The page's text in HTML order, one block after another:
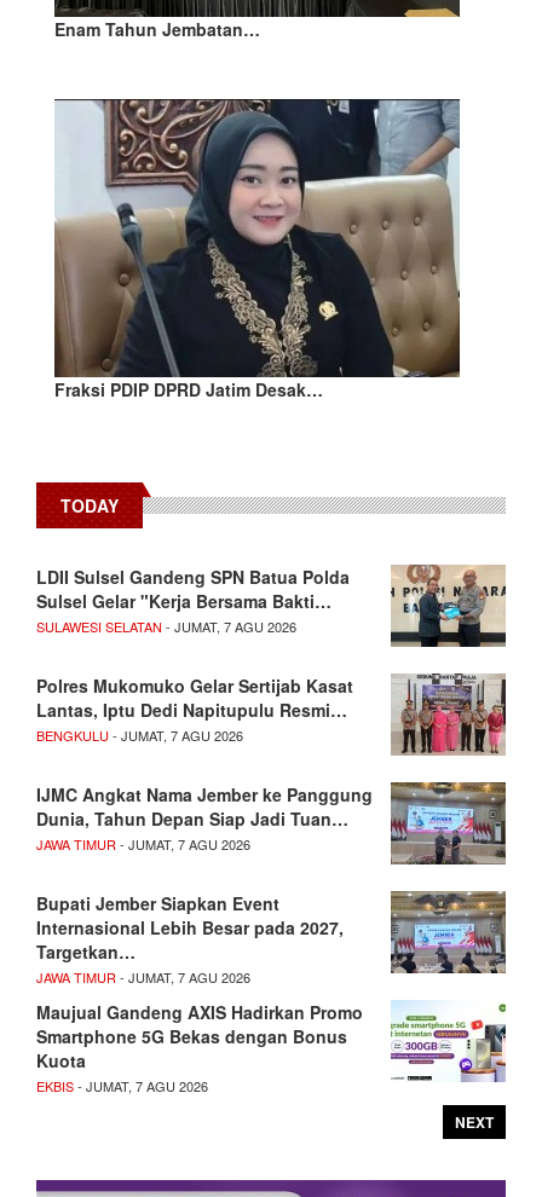
Enam Tahun Jembatan…
Fraksi PDIP DPRD Jatim Desak…
TODAY
LDII Sulsel Gandeng SPN Batua Polda
Sulsel Gelar "Kerja Bersama Bakti…
SULAWESI SELATAN - JUMAT, 7 AGU 2026
Polres Mukomuko Gelar Sertijab Kasat
Lantas, Iptu Dedi Napitupulu Resmi…
BENGKULU - JUMAT, 7 AGU 2026
IJMC Angkat Nama Jember ke Panggung
Dunia, Tahun Depan Siap Jadi Tuan…
JAWA TIMUR- JUMAT, 7 AGU 2026
Bupati Jember Siapkan Event
Internasional Lebih Besar pada 2027,
Targetkan…
JAWA TIMUR- JUMAT, 7 AGU 2026
Maujual Gandeng AXIS Hadirkan Promo
Smartphone 5G Bekas dengan Bonus
Kuota
EKBIS- JUMAT, 7 AGU 2026
NEXT